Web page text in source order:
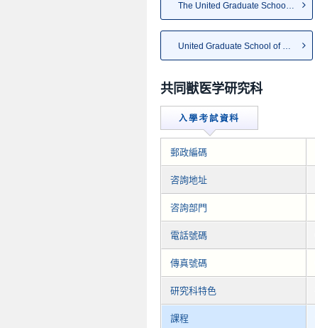
United Graduate School of Dru...
共同獣医学研究科
郵政編碼
咨詢地址
咨詢部門
電話號碼
傳真號碼
研究科特色
課程